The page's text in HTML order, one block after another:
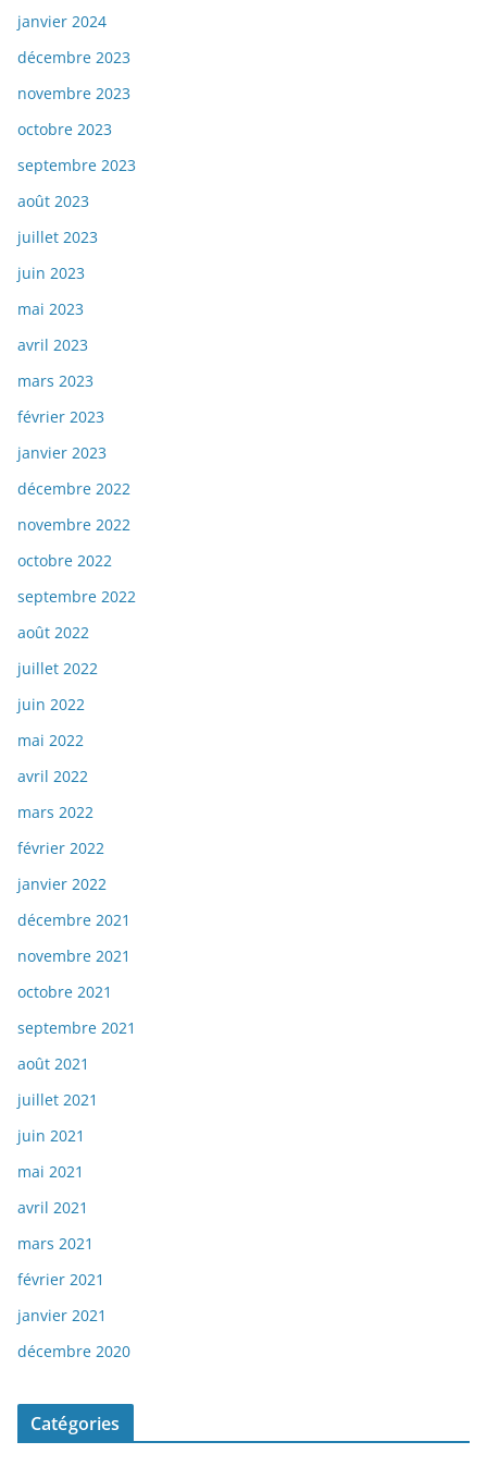
janvier 2024
décembre 2023
novembre 2023
octobre 2023
septembre 2023
août 2023
juillet 2023
juin 2023
mai 2023
avril 2023
mars 2023
février 2023
janvier 2023
décembre 2022
novembre 2022
octobre 2022
septembre 2022
août 2022
juillet 2022
juin 2022
mai 2022
avril 2022
mars 2022
février 2022
janvier 2022
décembre 2021
novembre 2021
octobre 2021
septembre 2021
août 2021
juillet 2021
juin 2021
mai 2021
avril 2021
mars 2021
février 2021
janvier 2021
décembre 2020
Catégories